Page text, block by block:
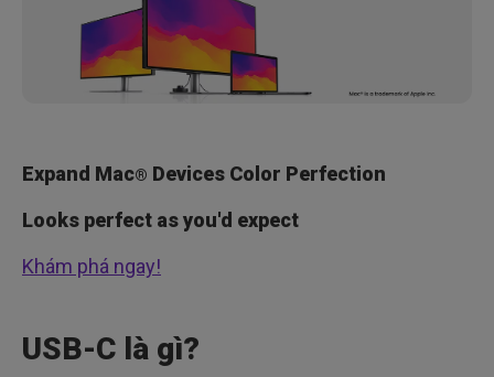
Expand Mac® Devices Color Perfection
Looks perfect as you'd expect
Khám phá ngay!
USB-C là gì?